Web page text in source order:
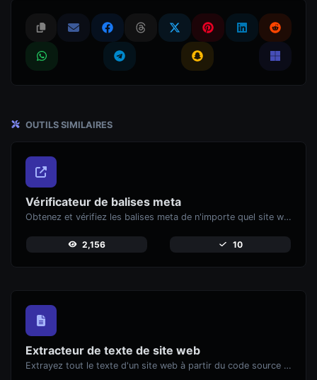
OUTILS SIMILAIRES
Vérificateur de balises meta
Obtenez et vérifiez les balises meta de n'importe quel site web.
2,156 10
Extracteur de texte de site web
Extrayez tout le texte d'un site web à partir du code source de la page.